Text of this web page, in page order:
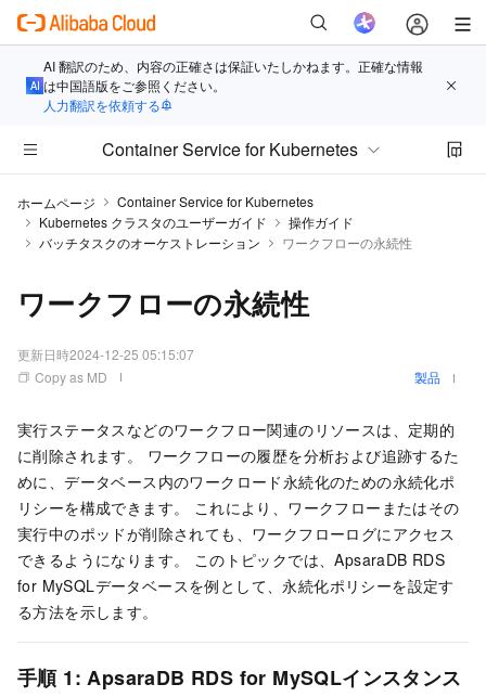
AI 翻訳のため、内容の正確さは保証いたしかねます。正確な情報
は中国語版をご参照ください。
人力翻訳を依頼する
Container Service for Kubernetes
ホームページ
Container Service for Kubernetes
Kubernetes クラスタのユーザーガイド
操作ガイド
バッチタスクのオーケストレーション
ワークフローの永続性
ワークフローの永続性
更新日時2024-12-25 05:15:07
Copy as MD
製品
実行ステータスなどのワークフロー関連のリソースは、定期的
に削除されます。 ワークフローの履歴を分析および追跡するた
めに、データベース内のワークロード永続化のための永続化ポ
リシーを構成できます。 これにより、ワークフローまたはその
実行中のポッドが削除されても、ワークフローログにアクセス
できるようになります。 このトピックでは、ApsaraDB RDS
for MySQLデータベースを例として、永続化ポリシーを設定す
る方法を示します。
手順 1: ApsaraDB RDS for MySQLインスタンス